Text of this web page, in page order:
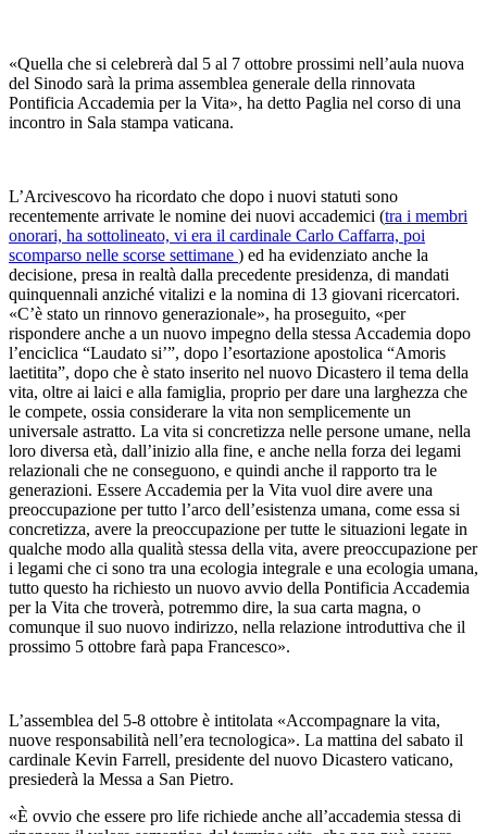
«Quella che si celebrerà dal 5 al 7 ottobre prossimi nell’aula nuova
del Sinodo sarà la prima assemblea generale della rinnovata
Pontificia Accademia per la Vita», ha detto Paglia nel corso di una
incontro in Sala stampa vaticana.
L’Arcivescovo ha ricordato che dopo i nuovi statuti sono
recentemente arrivate le nomine dei nuovi accademici (tra i membri
onorari, ha sottolineato, vi era il cardinale Carlo Caffarra, poi
scomparso nelle scorse settimane ) ed ha evidenziato anche la
decisione, presa in realtà dalla precedente presidenza, di mandati
quinquennali anziché vitalizi e la nomina di 13 giovani ricercatori.
«C’è stato un rinnovo generazionale», ha proseguito, «per
rispondere anche a un nuovo impegno della stessa Accademia dopo
l’enciclica “Laudato si’”, dopo l’esortazione apostolica “Amoris
laetitita”, dopo che è stato inserito nel nuovo Dicastero il tema della
vita, oltre ai laici e alla famiglia, proprio per dare una larghezza che
le compete, ossia considerare la vita non semplicemente un
universale astratto. La vita si concretizza nelle persone umane, nella
loro diversa età, dall’inizio alla fine, e anche nella forza dei legami
relazionali che ne conseguono, e quindi anche il rapporto tra le
generazioni. Essere Accademia per la Vita vuol dire avere una
preoccupazione per tutto l’arco dell’esistenza umana, come essa si
concretizza, avere la preoccupazione per tutte le situazioni legate in
qualche modo alla qualità stessa della vita, avere preoccupazione per
i legami che ci sono tra una ecologia integrale e una ecologia umana,
tutto questo ha richiesto un nuovo avvio della Pontificia Accademia
per la Vita che troverà, potremmo dire, la sua carta magna, o
comunque il suo nuovo indirizzo, nella relazione introduttiva che il
prossimo 5 ottobre farà papa Francesco».
L’assemblea del 5-8 ottobre è intitolata «Accompagnare la vita,
nuove responsabilità nell’era tecnologica». La mattina del sabato il
cardinale Kevin Farrell, presidente del nuovo Dicastero vaticano,
presiederà la Messa a San Pietro.
«È ovvio che essere pro life richiede anche all’accademia stessa di